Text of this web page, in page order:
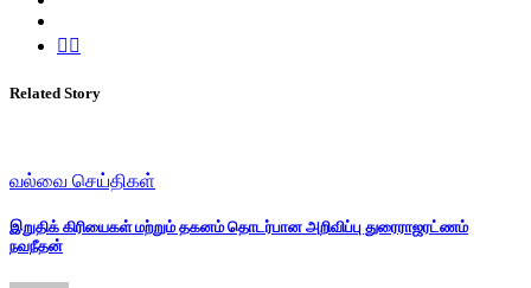
Related Story
வல்வை செய்திகள்
இறுதிக் கிரியைகள் மற்றும் தகனம் தொடர்பான அறிவிப்பு துரைராஜரட்ணம்
நவநீதன்